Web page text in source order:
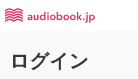
ログイン